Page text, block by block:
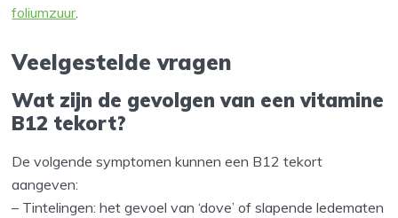
foliumzuur.
Veelgestelde vragen
Wat zijn de gevolgen van een vitamine
B12 tekort?
De volgende symptomen kunnen een B12 tekort
aangeven:
– Tintelingen: het gevoel van ‘dove’ of slapende ledematen